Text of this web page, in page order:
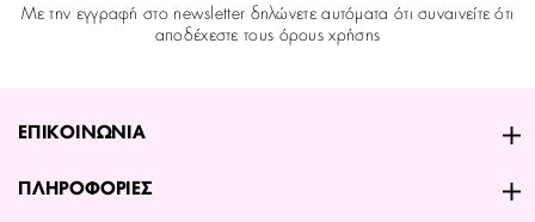
Με την εγγραφή στο newsletter δηλώνετε αυτόματα ότι συναινείτε ότι
αποδέχεστε τους όρους χρήσης
ΕΠΙΚΟΙΝΩΝΙΑ
ΠΛΗΡΟΦΟΡΙΕΣ